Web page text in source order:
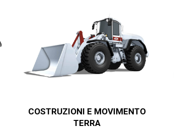
COSTRUZIONI E MOVIMENTO
TERRA